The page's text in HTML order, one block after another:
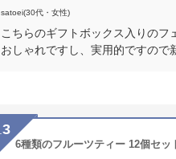
satoei(30代・女性)
こちらのギフトボックス入りの
おしゃれですし、実用的ですので
3